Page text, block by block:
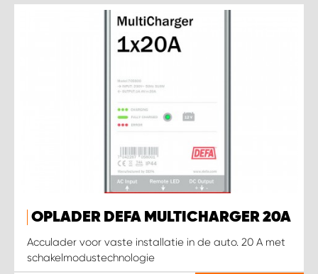
OPLADER DEFA MULTICHARGER 20A
Acculader voor vaste installatie in de auto. 20 A met
schakelmodustechnologie